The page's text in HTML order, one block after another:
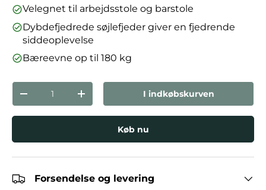
Velegnet til arbejdsstole og barstole
Dybdefjedrede søjlefjeder giver en fjedrende
siddeoplevelse
Bæreevne op til 180 kg
Antal
Reducer mængdenForøg mængdenI indkøbskurven
Køb nu
Forsendelse og levering